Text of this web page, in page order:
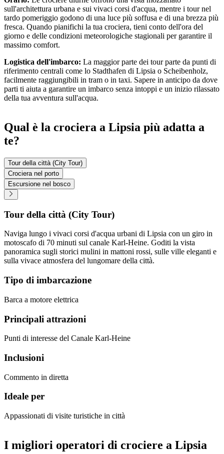
sull'architettura urbana e sui vivaci corsi d'acqua, mentre i tour nel
tardo pomeriggio godono di una luce più soffusa e di una brezza più
fresca. Quando pianifichi la tua crociera, tieni conto dell'ora del
giorno e delle condizioni meteorologiche stagionali per garantire il
massimo comfort.
Logistica dell'imbarco: La maggior parte dei tour parte da punti di
riferimento centrali come lo Stadthafen di Lipsia o Scheibenholz,
facilmente raggiungibili in tram o in taxi. Sapere in anticipo da dove
parti ti aiuta a garantire un imbarco senza intoppi e un inizio rilassato
della tua avventura sull'acqua.
Qual è la crociera a Lipsia più adatta a
te?
Tour della città (City Tour)
Crociera nel porto
Escursione nel bosco
Tour della città (City Tour)
Naviga lungo i vivaci corsi d'acqua urbani di Lipsia con un giro in
motoscafo di 70 minuti sul canale Karl-Heine. Goditi la vista
panoramica sugli storici mulini in mattoni rossi, sulle ville eleganti e
sulla vivace atmosfera del lungomare della città.
Tipo di imbarcazione
Barca a motore elettrica
Principali attrazioni
Punti di interesse del Canale Karl-Heine
Inclusioni
Commento in diretta
Ideale per
Appassionati di visite turistiche in città
I migliori operatori di crociere a Lipsia